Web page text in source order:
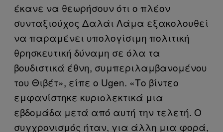
έκανε να θεωρήσουν ότι ο πλέον
συνταξιούχος Δαλάι Λάμα εξακολουθεί
να παραμένει υπολογίσιμη πολιτική
θρησκευτική δύναμη σε όλα τα
βουδιστικά έθνη, συμπεριλαμβανομένου
του Θιβέτ», είπε ο Ugen. «Το βίντεο
εμφανίστηκε κυριολεκτικά μια
εβδομάδα μετά από αυτή την τελετή. Ο
συγχρονισμός ήταν, για άλλη μια φορά,